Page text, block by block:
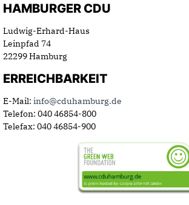
HAMBURGER CDU
Ludwig-Erhard-Haus
Leinpfad 74
22299 Hamburg
ERREICHBARKEIT
E-Mail: info@cduhamburg.de
Telefon: 040 46854-800
Telefax: 040 46854-900